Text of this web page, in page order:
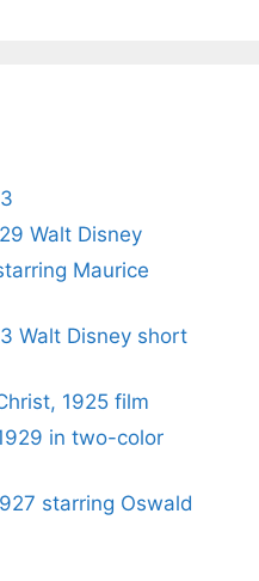
Walt Disney
Maurice
Walt Disney short
1925 film
in two-color
starring Oswald